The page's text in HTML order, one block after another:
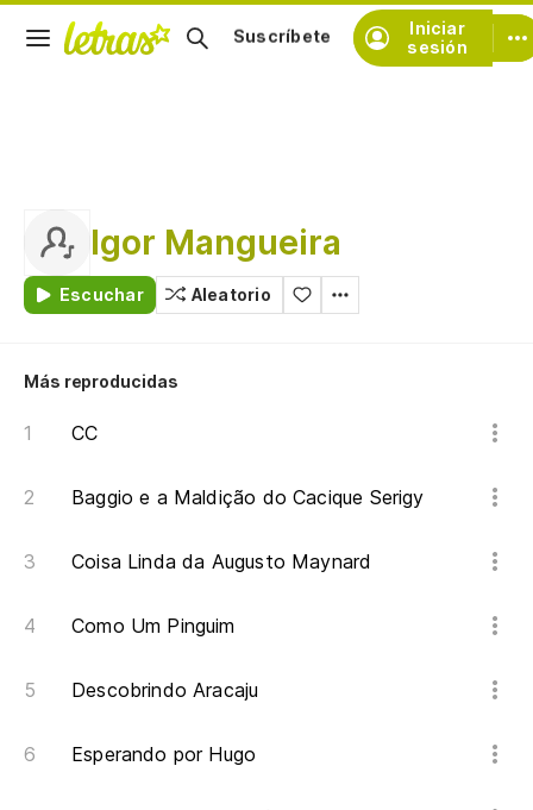
Iniciar
sesión
Suscríbete
Igor Mangueira
Escuchar Aleatorio
Más reproducidas
CC
Baggio e a Maldição do Cacique Serigy
Coisa Linda da Augusto Maynard
Como Um Pinguim
Descobrindo Aracaju
Esperando por Hugo